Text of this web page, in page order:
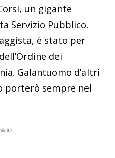
un gigante
Servizio Pubblico.
è stato per
dei
Galantuomo d’altri
porterò sempre nel